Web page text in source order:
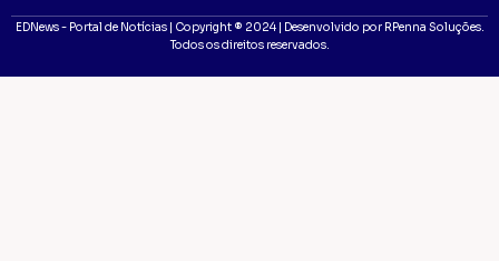
EDNews - Portal de Notícias | Copyright ® 2024 | Desenvolvido por RPenna Soluções.
Todos os direitos reservados.